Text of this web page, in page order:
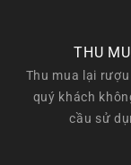
THU
Thu mua lại
quý khách
cầu sử